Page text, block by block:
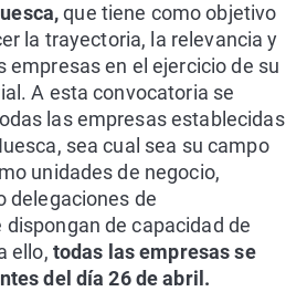
que tiene como objetivo
la trayectoria, la relevancia y
empresas en el ejercicio de su
A esta convocatoria se
las empresas establecidas
sea cual sea su campo
unidades de negocio,
delegaciones de
de capacidad de
ello, todas las empresas se
del día 26 de abril.